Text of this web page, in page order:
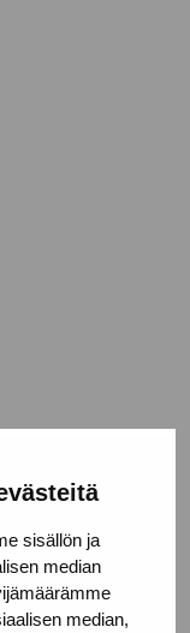
sisällön ja
median
median,